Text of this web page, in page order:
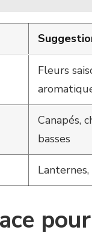
Fleurs
Canapés,
basses